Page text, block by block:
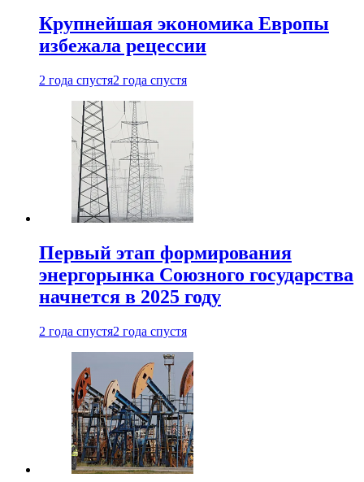
Крупнейшая экономика Европы
избежала рецессии
2 года спустя2 года спустя
Первый этап формирования
энергорынка Союзного государства
начнется в 2025 году
2 года спустя2 года спустя